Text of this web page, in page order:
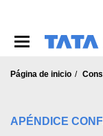
Página de inicio
APÉNDICE